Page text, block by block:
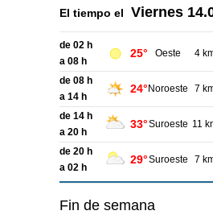
El tiempo el Viernes
de 02 h
a 08 h
25° Oeste 4
de 08 h
a 14 h
24° Noroeste 7
de 14 h
a 20 h
33°Suroeste 11
de 20 h
a 02 h
29°Suroeste 7
Fin de semana